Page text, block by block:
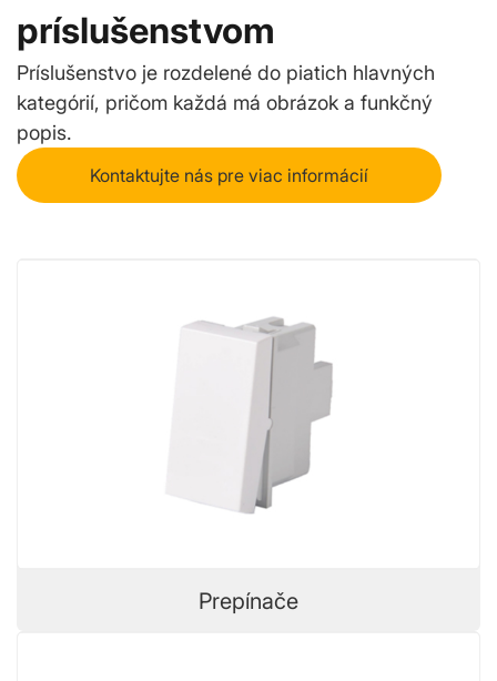
príslušenstvom
Príslušenstvo je rozdelené do piatich hlavných
kategórií, pričom každá má obrázok a funkčný
popis.
Kontaktujte nás pre viac informácií
Prepínače